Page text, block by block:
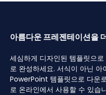
아름다운 프레젠테이션을
세심하게 디자인된 템플릿으
로 완성하세요. 서식이 아닌
PowerPoint 템플릿으로 다운
로 온라인에서 사용할 수 있습